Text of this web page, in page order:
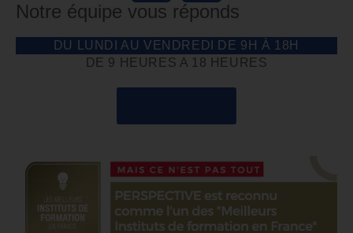
Notre équipe vous réponds
DU LUNDI AU VENDREDI DE 9H À 18H
DE 9 HEURES A 18 HEURES